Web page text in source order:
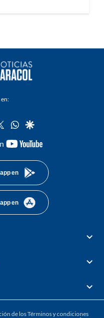
twitterwhatsapp
google
youtube-
en
en
de losTérminos y condiciones